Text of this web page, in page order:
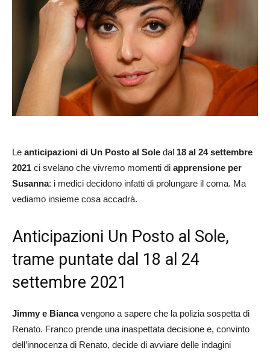
Le anticipazioni di Un Posto al Sole dal 18 al 24 settembre
2021 ci svelano che vivremo momenti di apprensione per
Susanna: i medici decidono infatti di prolungare il coma. Ma
vediamo insieme cosa accadrà.
Anticipazioni Un Posto al Sole,
trame puntate dal 18 al 24
settembre 2021
Jimmy e Biancavengono a sapere che la polizia sospetta di
Renato. Franco prende una inaspettata decisione e, convinto
dell’innocenza di Renato, decide di avviare delle indagini